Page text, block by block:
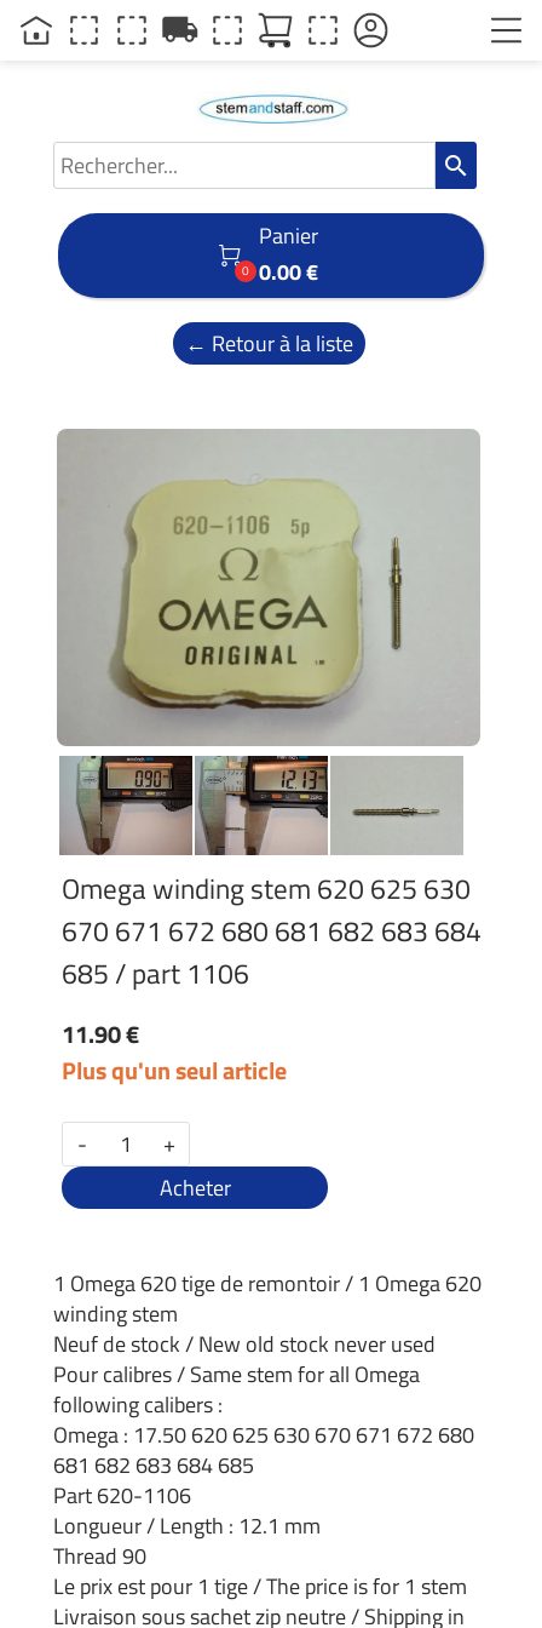
search

0
Panier
0.00 €
← Retour à la liste
Omega winding stem 620 625 630
670 671 672 680 681 682 683 684
685 / part 1106
11.90 €
Plus qu'un seul article
-
+
Acheter
1 Omega 620 tige de remontoir / 1 Omega 620
winding stem
Neuf de stock / New old stock never used
Pour calibres / Same stem for all Omega
following calibers :
Omega : 17.50 620 625 630 670 671 672 680
681 682 683 684 685
Part 620-1106
Longueur / Length : 12.1 mm
Thread 90
Le prix est pour 1 tige / The price is for 1 stem
Livraison sous sachet zip neutre / Shipping in
local_shipping